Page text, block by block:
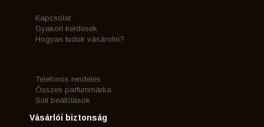
Kapcsolat
Gyakori kérdések
Hogyan tudok vásárolni?
Telefonos rendelés
Összes parfummárka
Süti beállítások
Vásárlói biztonság